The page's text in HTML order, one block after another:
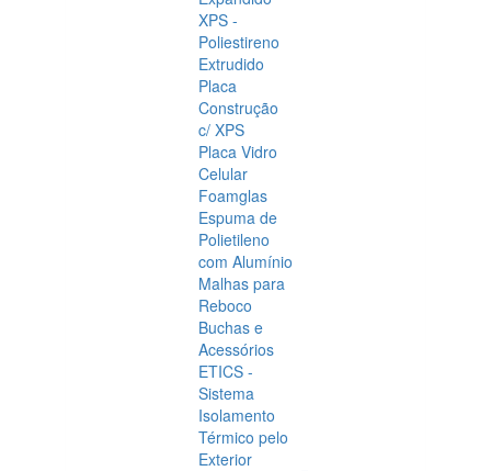
XPS -
Poliestireno
Extrudido
Placa
Construção
c/ XPS
Placa Vidro
Celular
Foamglas
Espuma de
Polietileno
com Alumínio
Malhas para
Reboco
Buchas e
Acessórios
ETICS -
Sistema
Isolamento
Térmico pelo
Exterior